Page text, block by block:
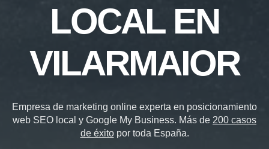
LOCAL EN
VILARMAIOR
Empresa de marketing online experta en posicionamiento
web SEO local y Google My Business. Más de 200 casos
de éxitopor toda España.